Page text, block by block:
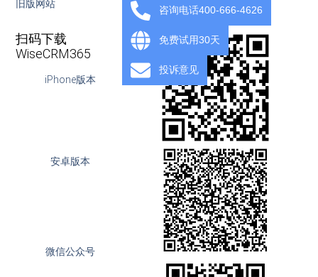
OpenAPI
旧版网站
扫码下载
WiseCRM365
iPhone版本
安卓版本
微信公众号
咨询电话400-666-4626
免费试用30天
投诉意见